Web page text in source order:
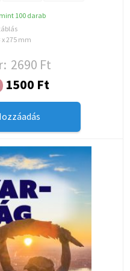
100 darab
x 275 mm
2690 Ft
1500 Ft